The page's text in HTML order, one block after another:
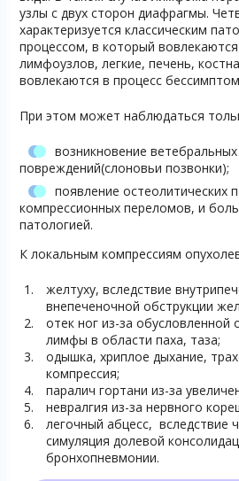
узлы с двух сторон диафрагмы.
характеризуется классическим
процессом, в который
лимфоузлов, легкие, печень,
вовлекаются в процесс
При этом может наблюдаться
возникновение
повреждений(слоновьи позвонки);
появление остеолитических
компрессионных переломов, и
патологией.
К локальным компрессиям
желтуху, вследствие
внепеченочной обструкции
отек ног из-за обусловленной
лимфы в области паха, таза;
одышка, хриплое дыхание,
компрессия;
паралич гортани из-за
невралгия из-за нервного
легочный абцесс, вследствие
симуляция долевой
бронхопневмонии.